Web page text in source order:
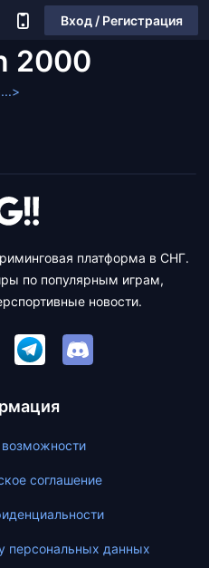
Вход / Регистрация
2000
платформа в СНГ.
по популярным играм,
новости.
соглашение
персональных данных